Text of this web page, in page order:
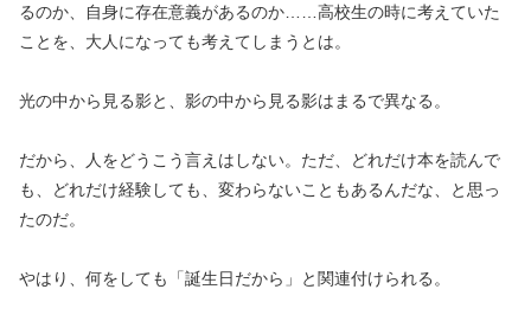
るのか、自身に存在意義があるのか……高校生の時に考えていた
ことを、大人になっても考えてしまうとは。
光の中から見る影と、影の中から見る影はまるで異なる。
だから、人をどうこう言えはしない。ただ、どれだけ本を読んで
も、どれだけ経験しても、変わらないこともあるんだな、と思っ
たのだ。
やはり、何をしても「誕生日だから」と関連付けられる。